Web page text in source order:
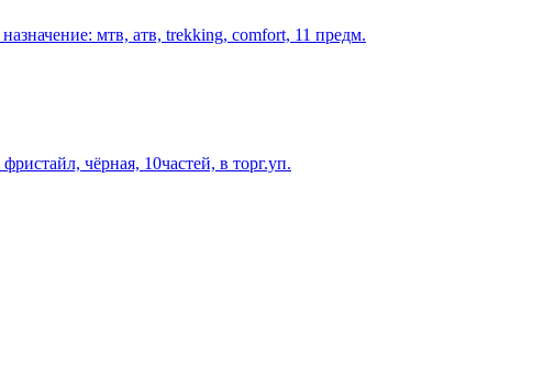
мтв, атв, trekking, comfort, 11 предм.
чёрная, 10частей, в торг.уп.